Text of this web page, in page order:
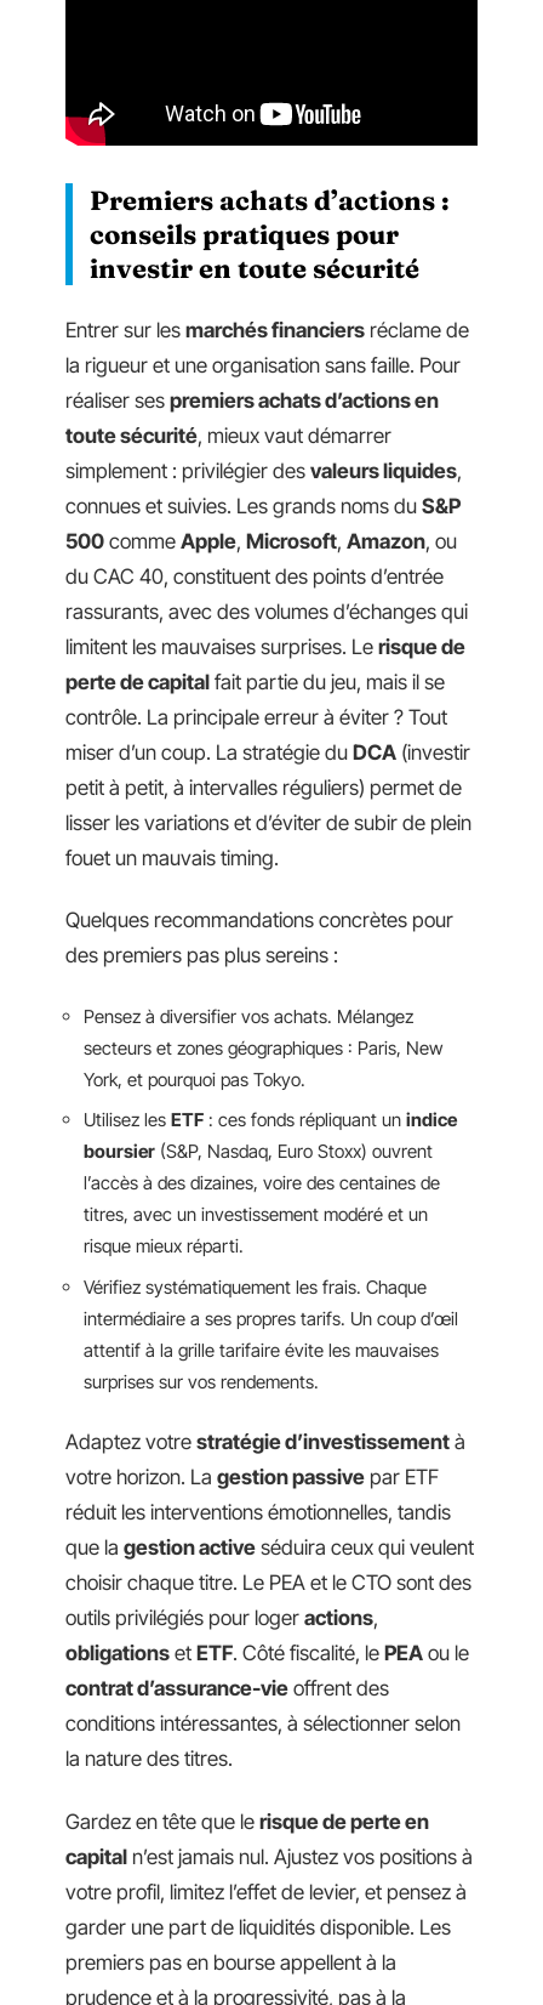
Premiers achats d’actions :
conseils pratiques pour
investir en toute sécurité
Entrer sur les marchés financiers réclame de
la rigueur et une organisation sans faille. Pour
réaliser ses premiers achats d’actions en
toute sécurité, mieux vaut démarrer
simplement : privilégier des valeurs liquides,
connues et suivies. Les grands noms du S&P
500 comme Apple, Microsoft, Amazon, ou
du CAC 40, constituent des points d’entrée
rassurants, avec des volumes d’échanges qui
limitent les mauvaises surprises. Le risque de
perte de capital fait partie du jeu, mais il se
contrôle. La principale erreur à éviter ? Tout
miser d’un coup. La stratégie du DCA (investir
petit à petit, à intervalles réguliers) permet de
lisser les variations et d’éviter de subir de plein
fouet un mauvais timing.
Quelques recommandations concrètes pour
des premiers pas plus sereins :
Pensez à diversifier vos achats. Mélangez
secteurs et zones géographiques : Paris, New
York, et pourquoi pas Tokyo.
Utilisez les ETF : ces fonds répliquant un indice
boursier (S&P, Nasdaq, Euro Stoxx) ouvrent
l’accès à des dizaines, voire des centaines de
titres, avec un investissement modéré et un
risque mieux réparti.
Vérifiez systématiquement les frais. Chaque
intermédiaire a ses propres tarifs. Un coup d’œil
attentif à la grille tarifaire évite les mauvaises
surprises sur vos rendements.
Adaptez votre stratégie d’investissement à
votre horizon. La gestion passive par ETF
réduit les interventions émotionnelles, tandis
que la gestion active séduira ceux qui veulent
choisir chaque titre. Le PEA et le CTO sont des
outils privilégiés pour loger actions,
obligations et ETF. Côté fiscalité, le PEA ou le
contrat d’assurance-vie offrent des
conditions intéressantes, à sélectionner selon
la nature des titres.
Gardez en tête que le risque de perte en
capital n’est jamais nul. Ajustez vos positions à
votre profil, limitez l’effet de levier, et pensez à
garder une part de liquidités disponible. Les
premiers pas en bourse appellent à la
prudence et à la progressivité, pas à la